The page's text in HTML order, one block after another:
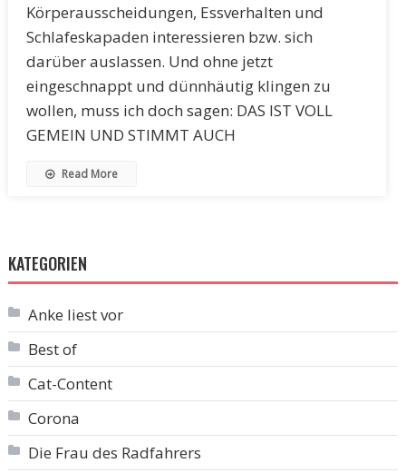
Körperausscheidungen, Essverhalten und
Schlafeskapaden interessieren bzw. sich
darüber auslassen. Und ohne jetzt
eingeschnappt und dünnhäutig klingen zu
wollen, muss ich doch sagen: DAS IST VOLL
GEMEIN UND STIMMT AUCH
Read More
KATEGORIEN
Anke liest vor
Best of
Cat-Content
Corona
Die Frau des Radfahrers